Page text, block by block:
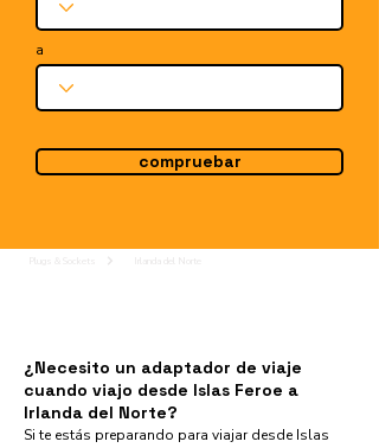
a
compruebar
¿Necesito un adaptador de viaje
cuando viajo desde Islas Feroe a
Irlanda del Norte?
Si te estás preparando para viajar desde Islas